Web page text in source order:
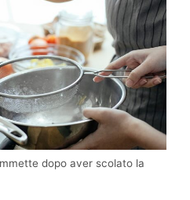
dopo aver scolato la